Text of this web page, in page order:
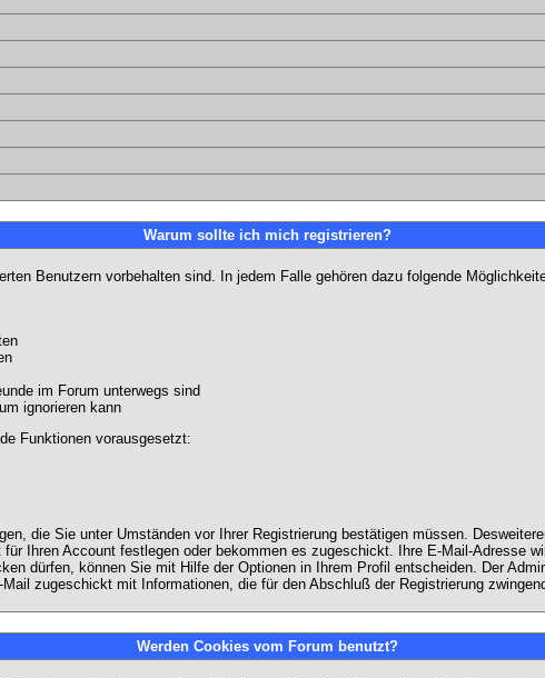
Warum sollte ich mich registrieren?
Benutzern vorbehalten sind. In jedem Falle gehören dazu folgende
im Forum unterwegs sind
ignorieren kann
Funktionen vorausgesetzt:
die Sie unter Umständen vor Ihrer Registrierung bestätigen müssen.
Ihren Account festlegen oder bekommen es zugeschickt. Ihre E-Mail-Adresse
dürfen, können Sie mit Hilfe der Optionen in Ihrem Profil entscheiden. Der
zugeschickt mit Informationen, die für den Abschluß der Registrierung
Werden Cookies vom Forum benutzt?